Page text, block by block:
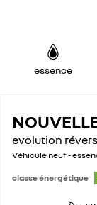
essence
evolution
Véhicule neuf -
classe énergétique